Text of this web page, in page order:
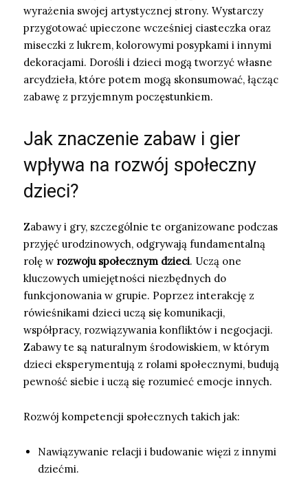
wyrażenia swojej artystycznej strony. Wystarczy
przygotować upieczone wcześniej ciasteczka oraz
miseczki z lukrem, kolorowymi posypkami i innymi
dekoracjami. Dorośli i dzieci mogą tworzyć własne
arcydzieła, które potem mogą skonsumować, łącząc
zabawę z przyjemnym poczęstunkiem.
Jak znaczenie zabaw i gier
wpływa na rozwój społeczny
dzieci?
Zabawy i gry, szczególnie te organizowane podczas
przyjęć urodzinowych, odgrywają fundamentalną
rolę w rozwoju społecznym dzieci. Uczą one
kluczowych umiejętności niezbędnych do
funkcjonowania w grupie. Poprzez interakcję z
rówieśnikami dzieci uczą się komunikacji,
współpracy, rozwiązywania konfliktów i negocjacji.
Zabawy te są naturalnym środowiskiem, w którym
dzieci eksperymentują z rolami społecznymi, budują
pewność siebie i uczą się rozumieć emocje innych.
Rozwój kompetencji społecznych takich jak:
Nawiązywanie relacji i budowanie więzi z innymi
dziećmi.